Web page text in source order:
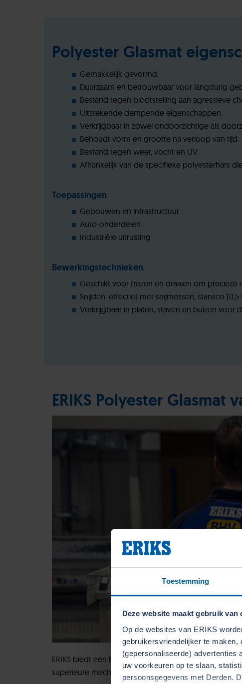
Toestemming
Deze website maakt gebruik van
Op de websites van ERIKS
gebruikersvriendelijker te maken,
(gepersonaliseerde) advertenties
uw voorkeuren op te slaan,
persoonsgegevens met Derden.
Polyester Glasmat
Gemakkelijk gevormd.
Duurzaam en betrouwbaar voor langdurig
Bestand tegen blootstelling aan agressieve
Uitstekende dempende eigenschappen.
Verkrijgbaar in zowel ondoorzichtige als
Behoudt vorm en grootte na verloop van tijd.
Bestand tegen weer, vocht en UV.
Afhankelijk van de specifieke polyesterhars
Toepassingen
Gebouwen en infrastructuur
Auto-onderdelen
Industriële uitrusting
Bewerkingstechnieken
Geschikt voor frezen en draaien om precieze
Snijden: effectief met snijmessen, stansen
Verkrijgbaar in platen, staven en buizen voor
ERIKS Polyester Glasmat
ERIKS biedt een breed assortiment polyester
superieure mechanische eigenschappen,